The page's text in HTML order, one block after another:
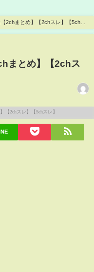
2chまとめ】【2chスレ】【5chス
まとめ】【2chス